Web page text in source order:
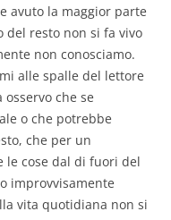
avuto la maggior parte
resto non si fa vivo
non conosciamo.
alle spalle del lettore
che se
o che potrebbe
che per un
le cose dal di fuori del
improvvisamente
vita quotidiana non si